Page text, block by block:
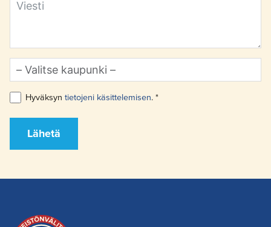
Hyväksyn tietojeni käsittelemisen. *
Lähetä